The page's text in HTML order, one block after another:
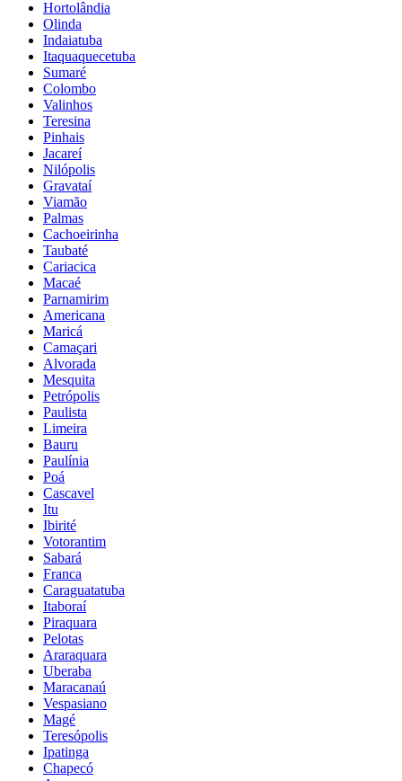
Hortolândia
Olinda
Indaiatuba
Itaquaquecetuba
Sumaré
Colombo
Valinhos
Teresina
Pinhais
Jacareí
Nilópolis
Gravataí
Viamão
Palmas
Cachoeirinha
Taubaté
Cariacica
Macaé
Parnamirim
Americana
Maricá
Camaçari
Alvorada
Mesquita
Petrópolis
Paulista
Limeira
Bauru
Paulínia
Poá
Cascavel
Itu
Ibirité
Votorantim
Sabará
Franca
Caraguatatuba
Itaboraí
Piraquara
Pelotas
Araraquara
Uberaba
Maracanaú
Vespasiano
Magé
Teresópolis
Ipatinga
Chapecó